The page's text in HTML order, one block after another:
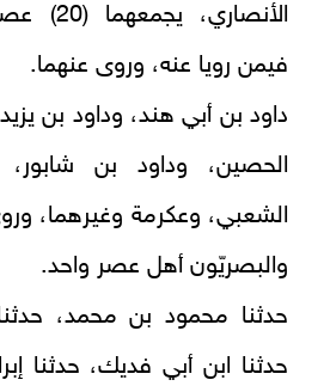
فيمن رويا عنه، وروى عنهما.
داود بن أبي هند، وداود بن
الحصين، وداود بن
الشعبي، وعكرمة وغيرهما،
والبصريّون أهل عصر واحد.
حدثنا محمود بن محمد، حدثنا
حدثنا ابن أبي فديك، حدثنا